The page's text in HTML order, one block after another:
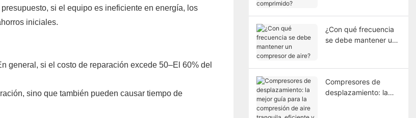
si el equipo es ineficiente en energía, los
iniciales.
general, si el costo de reparación excede 50–El 60% del
sino que también pueden causar tiempo de
¿Con qué frecuencia
se debe mantener un
Compresores de
desplazamiento: la